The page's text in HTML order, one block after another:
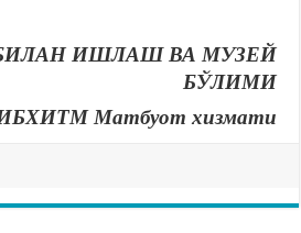
ИШЛАШ ВА МУЗЕЙ
БЎЛИМИ
Матбуот хизмати